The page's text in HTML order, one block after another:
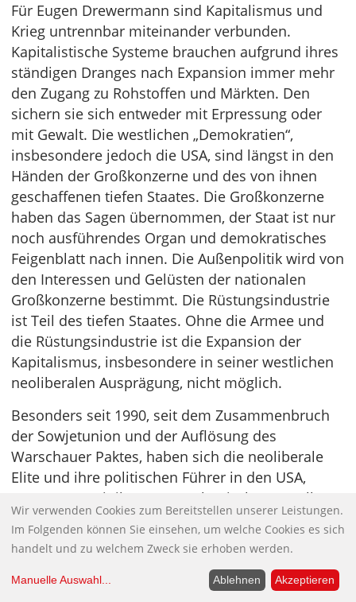
Für Eugen Drewermann sind Kapitalismus und
Krieg untrennbar miteinander verbunden.
Kapitalistische Systeme brauchen aufgrund ihres
ständigen Dranges nach Expansion immer mehr
den Zugang zu Rohstoffen und Märkten. Den
sichern sie sich entweder mit Erpressung oder
mit Gewalt. Die westlichen „Demokratien“,
insbesondere jedoch die USA, sind längst in den
Händen der Großkonzerne und des von ihnen
geschaffenen tiefen Staates. Die Großkonzerne
haben das Sagen übernommen, der Staat ist nur
noch ausführendes Organ und demokratisches
Feigenblatt nach innen. Die Außenpolitik wird von
den Interessen und Gelüsten der nationalen
Großkonzerne bestimmt. Die Rüstungsindustrie
ist Teil des tiefen Staates. Ohne die Armee und
die Rüstungsindustrie ist die Expansion der
Kapitalismus, insbesondere in seiner westlichen
neoliberalen Ausprägung, nicht möglich.
Besonders seit 1990, seit dem Zusammenbruch
der Sowjetunion und der Auflösung des
Warschauer Paktes, haben sich die neoliberale
Elite und ihre politischen Führer in den USA,
zusammen mit ihren transatlantischen Vasallen
in Europa und dem Kriegsbündnis NATO, als der
Haupt-Kriegstreiber weltweit erwiesen.
1991 wäre ein guter Zeitpunkt gewesen, die NATO
aufzulösen und weltweit Frieden zu schließen.
Wir verwenden Cookies zum Bereitstellen unserer Leistungen.
Im Folgenden können Sie einsehen, um welche Cookies es sich
handelt und zu welchem Zweck sie erhoben werden.
Manuelle Auswahl... Ablehnen Akzeptieren